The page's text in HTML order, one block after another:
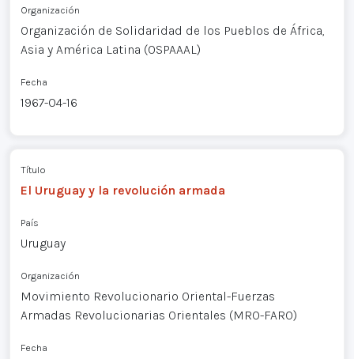
Organización
Organización de Solidaridad de los Pueblos de África,
Asia y América Latina (OSPAAAL)
Fecha
1967-04-16
Título
El Uruguay y la revolución armada
País
Uruguay
Organización
Movimiento Revolucionario Oriental-Fuerzas
Armadas Revolucionarias Orientales (MRO-FARO)
Fecha